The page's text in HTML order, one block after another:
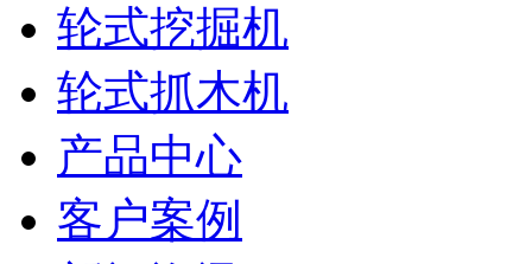
轮式挖掘机
轮式抓木机
产品中心
客户案例